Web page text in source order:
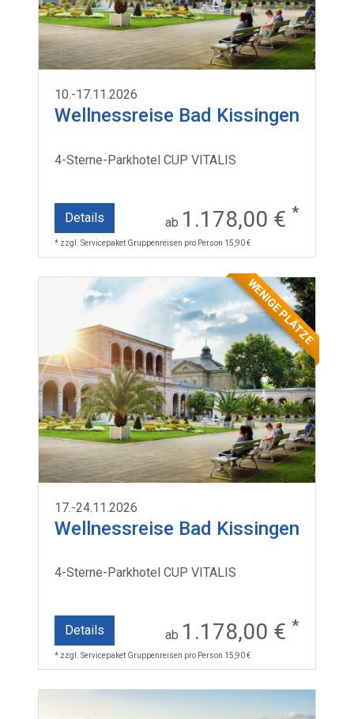
10.-17.11.2026
Wellnessreise Bad Kissingen
4-Sterne-Parkhotel CUP VITALIS
Details ab 1.178,00 € *
* zzgl. Servicepaket Gruppenreisen pro Person 15,90 €
WENIGE PLÄTZE
17.-24.11.2026
Wellnessreise Bad Kissingen
4-Sterne-Parkhotel CUP VITALIS
Details ab 1.178,00 € *
* zzgl. Servicepaket Gruppenreisen pro Person 15,90 €